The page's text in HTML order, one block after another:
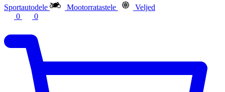
Sportautodele
Mootorratastele
Veljed
0
0